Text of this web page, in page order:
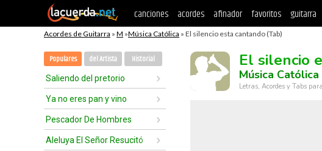
canciones acordes afinador favoritos guitarra
Acordes de Guitarra » M »Música Católica » El silencio esta cantando (Tab)
Populares del Artista Historial
Saliendo del pretorio
Ya no eres pan y vino
Pescador De Hombres
Aleluya El Señor Resucitó
El silencio
Música Católica
Letras, Acordes y Tabs